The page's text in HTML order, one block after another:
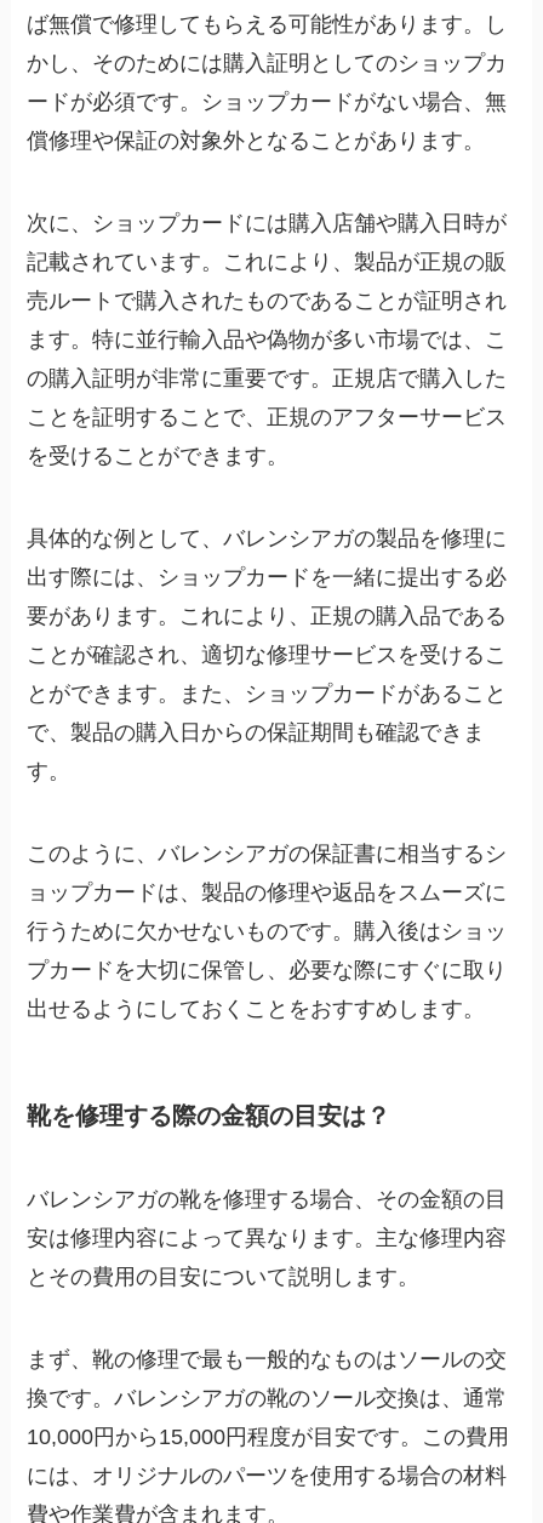
ば無償で修理してもらえる可能性があります。し
かし、そのためには購入証明としてのショップカ
ードが必須です。ショップカードがない場合、無
償修理や保証の対象外となることがあります。
次に、ショップカードには購入店舗や購入日時が
記載されています。これにより、製品が正規の販
売ルートで購入されたものであることが証明され
ます。特に並行輸入品や偽物が多い市場では、こ
の購入証明が非常に重要です。正規店で購入した
ことを証明することで、正規のアフターサービス
を受けることができます。
具体的な例として、バレンシアガの製品を修理に
出す際には、ショップカードを一緒に提出する必
要があります。これにより、正規の購入品である
ことが確認され、適切な修理サービスを受けるこ
とができます。また、ショップカードがあること
で、製品の購入日からの保証期間も確認できま
す。
このように、バレンシアガの保証書に相当するシ
ョップカードは、製品の修理や返品をスムーズに
行うために欠かせないものです。購入後はショッ
プカードを大切に保管し、必要な際にすぐに取り
出せるようにしておくことをおすすめします。
靴を修理する際の金額の目安は？
バレンシアガの靴を修理する場合、その金額の目
安は修理内容によって異なります。主な修理内容
とその費用の目安について説明します。
まず、靴の修理で最も一般的なものはソールの交
換です。バレンシアガの靴のソール交換は、通常
10,000円から15,000円程度が目安です。 この費用
には、オリジナルのパーツを使用する場合の材料
費や作業費が含まれます。